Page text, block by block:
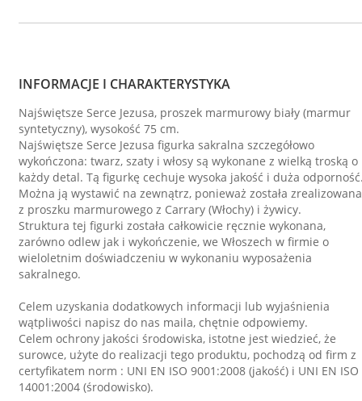
INFORMACJE I CHARAKTERYSTYKA
Najświętsze Serce Jezusa, proszek marmurowy biały (marmur
syntetyczny), wysokość 75 cm.
Najświętsze Serce Jezusa figurka sakralna szczegółowo
wykończona: twarz, szaty i włosy są wykonane z wielką troską o
każdy detal. Tą figurkę cechuje wysoka jakość i duża
Można ją wystawić na zewnątrz, ponieważ została zrealizowana
z proszku marmurowego z Carrary (Włochy) i żywicy.
Struktura tej figurki została całkowicie ręcznie wykonana,
zarówno odlew jak i wykończenie, we Włoszech w firmie o
wieloletnim doświadczeniu w wykonaniu wyposażenia
sakralnego.
Celem uzyskania dodatkowych informacji lub wyjaśnienia
wątpliwości napisz do nas maila, chętnie odpowiemy.
Celem ochrony jakości środowiska, istotne jest wiedzieć, że
surowce, użyte do realizacji tego produktu, pochodzą od firm z
certyfikatem norm : UNI EN ISO 9001:2008 (jakość) i UNI EN ISO
14001:2004 (środowisko).